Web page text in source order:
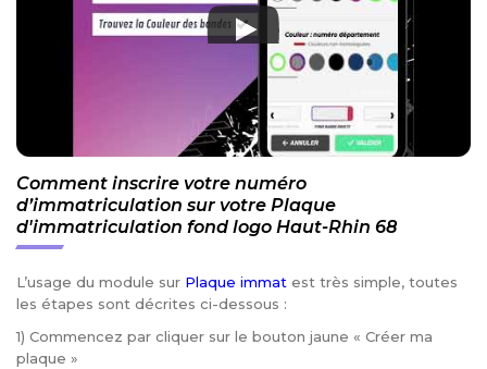
Comment inscrire votre numéro
d’immatriculation sur votre Plaque
d'immatriculation fond logo Haut-Rhin 68
L’usage du module sur Plaque immat est très simple, toutes
les étapes sont décrites ci-dessous :
1) Commencez par cliquer sur le bouton jaune « Créer ma
plaque »